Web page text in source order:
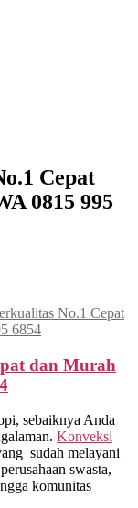
Cepat
0815 995
No.1 Cepat
6854
dan Murah
sebaiknya Anda
Konveksi
sudah melayani
swasta,
komunitas